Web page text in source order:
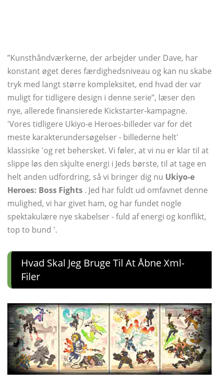
”Kunsthåndværkerne, der arbejder under Dave, har
konstant øget deres færdighedsniveau og kan nu skabe
tryk med langt større kompleksitet, end hvad der var
muligt for tidligere design i denne serie”, læser den
nye, allerede finansierede Kickstarter-kampagne.
'Vores tidligere Ukiyo-e Heroes-billeder var for det
meste karakterundersøgelser - billederne helt'
klassiske 'og ret behersket. Vi føler, at vi nu er klar til at
slippe løs den skjulte energi i Jeds børste, til at tage en
helt anden udfordring, så vi bringer dig nu Ukiyo-e
Heroes: Boss Fights . Jed har fuldt ud omfavnet denne
mulighed, vi har givet ham, og har fundet nogle
spektakulære nye skabelser - fuld af energi og konflikt,
top to bund '.
Hvad Skal Jeg Bruge Til At Åbne Xml-
Filer